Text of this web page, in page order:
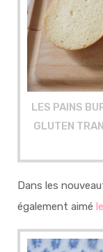
LES PAINS
GLUTEN
Dans les
également aimé